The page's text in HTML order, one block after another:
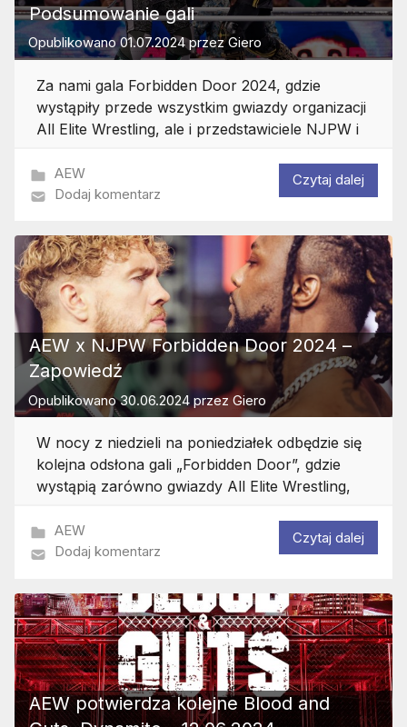
Podsumowanie gali
Opublikowano01.07.2024przezGiero
Za nami gala Forbidden Door 2024, gdzie
wystąpiły przede wszystkim gwiazdy organizacji
All Elite Wrestling, ale i przedstawiciele NJPW i
AEW
Dodaj komentarz
Czytaj dalej
AEW x NJPW Forbidden Door 2024 –
Zapowiedź
Opublikowano30.06.2024 przezGiero
W nocy z niedzieli na poniedziałek odbędzie się
kolejna odsłona gali „Forbidden Door”, gdzie
wystąpią zarówno gwiazdy All Elite Wrestling,
AEW
Dodaj komentarz
Czytaj dalej
AEW potwierdza kolejne Blood and